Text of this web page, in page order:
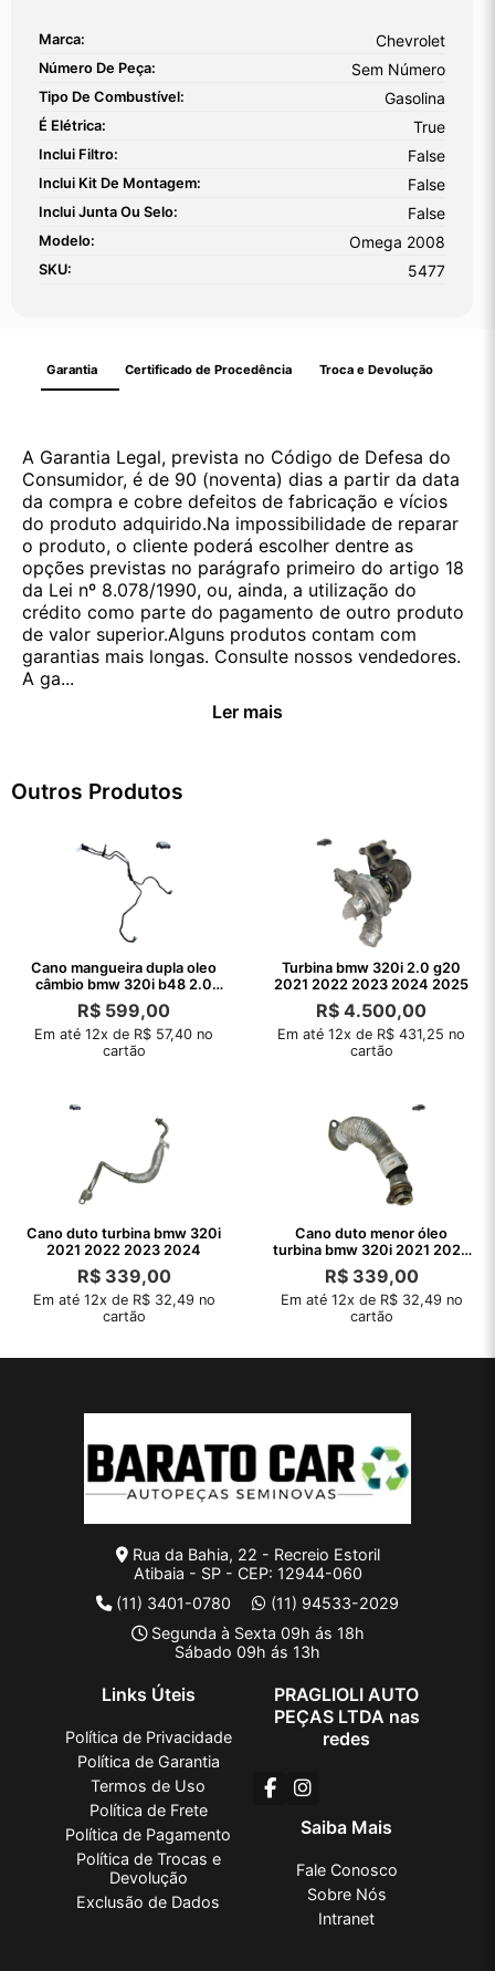
Marca: Chevrolet
Número De Peça: Sem Número
Tipo De Combustível: Gasolina
É Elétrica: True
Inclui Filtro: False
Inclui Kit De Montagem: False
Inclui Junta Ou Selo: False
Modelo: Omega 2008
SKU: 5477
Garantia Certificado de Procedência Troca e Devolução
A Garantia Legal, prevista no Código de Defesa do
Consumidor, é de 90 (noventa) dias a partir da data
da compra e cobre defeitos de fabricação e vícios
do produto adquirido.Na impossibilidade de reparar
o produto, o cliente poderá escolher dentre as
opções previstas no parágrafo primeiro do artigo 18
da Lei nº 8.078/1990, ou, ainda, a utilização do
crédito como parte do pagamento de outro produto
de valor superior.Alguns produtos contam com
garantias mais longas. Consulte nossos vendedores.
A ga...
Ler mais
Outros Produtos
Cano mangueira dupla oleo
câmbio bmw 320i b48 2.0
2020 2021
R$ 599,00
Em até 12x de R$ 57,40 no
cartão
Turbina bmw 320i 2.0 g20
2021 2022 2023 2024 2025
R$ 4.500,00
Em até 12x de R$ 431,25 no
cartão
Cano duto turbina bmw 320i
2021 2022 2023 2024
R$339,00
Em até 12x de R$ 32,49 no
cartão
Cano duto menor óleo
turbina bmw 320i 2021 2022
2023 2024
R$339,00
Em até 12x de R$ 32,49 no
cartão
Rua da Bahia, 22 - Recreio Estoril
Atibaia - SP - CEP: 12944-060
(11) 3401-0780
(11) 94533-2029
Segunda à Sexta 09h ás 18h
Sábado 09h ás 13h
Links Úteis
Política de Privacidade
Política de Garantia
Termos de Uso
Política de Frete
Política de Pagamento
Política de Trocas e
Devolução
Exclusão de Dados
PRAGLIOLI AUTO
PEÇAS LTDA nas
redes
Saiba Mais
Fale Conosco
Sobre Nós
Intranet